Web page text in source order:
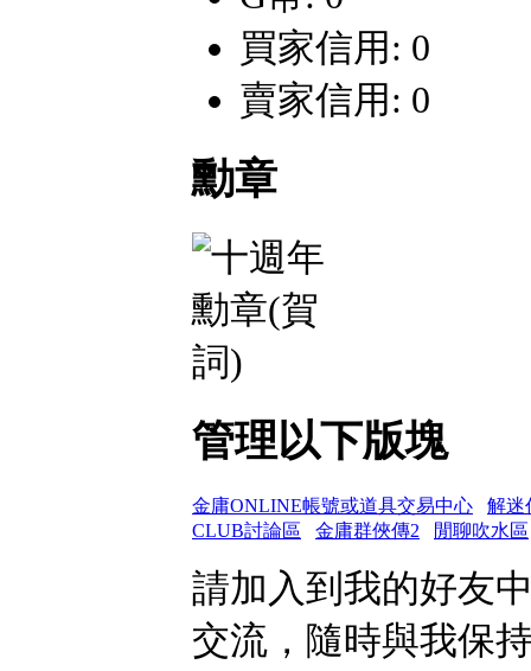
買家信用: 0
賣家信用: 0
勳章
管理以下版塊
金庸ONLINE帳號或道具交易中心
解迷
CLUB討論區
金庸群俠傳2 閒聊吹水區
請加入到我的好友
交流，隨時與我保